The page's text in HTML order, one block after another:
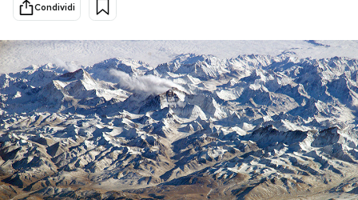
PODCAST
NEWSLETTER
I MIEI PREFERITI
Condividi